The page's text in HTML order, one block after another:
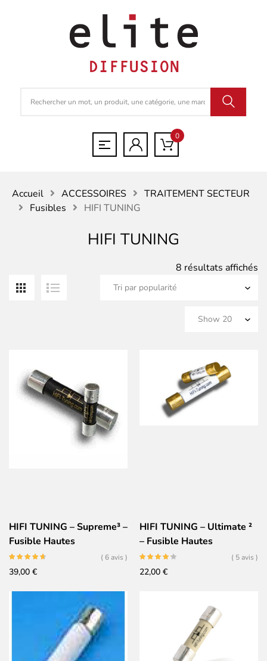
0
Accueil ACCESSOIRES
TRAITEMENT SECTEUR
Fusibles
HIFI TUNING
HIFI TUNING
8 résultats affichés
HIFI TUNING – Supreme³ –
Fusible Hautes
Performances 5×20 –
Argent Céramique Or
( 6 avis )
39,00 €
HIFI TUNING – Ultimate ²
– Fusible Hautes
Performances 5×20 – Or
Céramique Argent
( 5 avis )
22,00 €